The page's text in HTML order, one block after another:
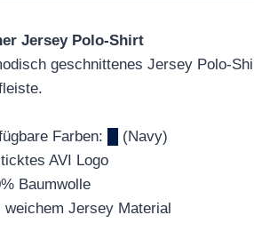
Jersey Polo-Shirt
geschnittenes Jersey Polo-
Farben:
(Navy)
AVI Logo
Baumwolle
weichem Jersey Material